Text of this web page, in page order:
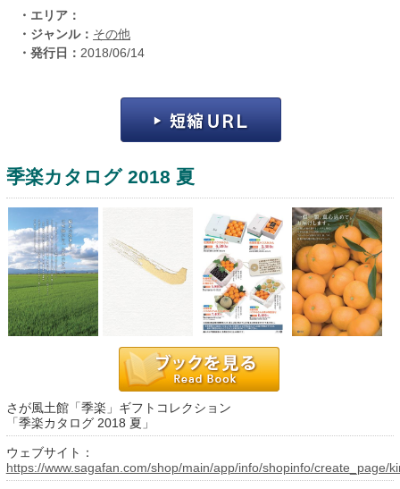
・エリア：
・ジャンル： その他
・発行日： 2018/06/14
季楽カタログ 2018 夏
さが風土館「季楽」ギフトコレクション
「季楽カタログ 2018 夏」
ウェブサイト：
https://www.sagafan.com/shop/main/app/info/shopinfo/create_page/
↓↓ ebooks専用本棚 ↓↓
運営：福博印刷
saga ebooksとは
よくある質問
サイトマップ
お問い合わせ